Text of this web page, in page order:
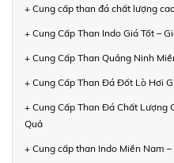
+ Cung cấp than đá chất lượng
+ Cung Cấp Than Indo Giá Tốt –
+ Cung Cấp Than Quảng Ninh
+ Cung Cấp Than Đá Đốt Lò Hơi
+ Cung Cấp Than Đá Chất Lượng
Quả
+ Cung cấp than Indo Miền Nam